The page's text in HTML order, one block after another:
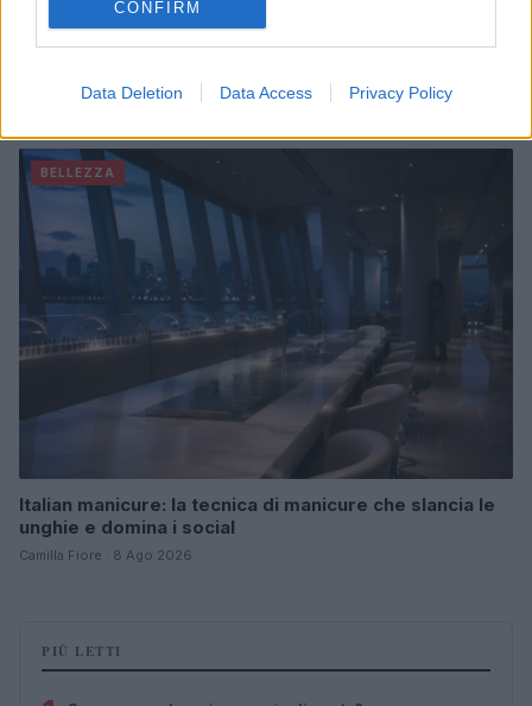
CONFIRM
Data Deletion Data Access Privacy Policy
con la collezione Primavera/Estate 2027
BELLEZZA
Italian manicure: la tecnica di manicure che slancia le
unghie e domina i social
Camilla Fiore · 8 Ago 2026
PIÙ LETTI